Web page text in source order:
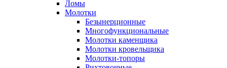
Ломы
Молотки
Безынерционные
Многофункциональные
Молотки каменщика
Молотки кровельщика
Молотки-топоры